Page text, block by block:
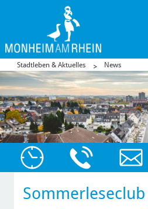
Stadtleben & Aktuelles News